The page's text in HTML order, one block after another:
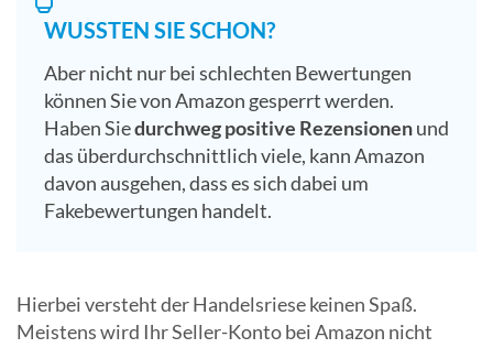
WUSSTEN SIE SCHON?
Aber nicht nur bei schlechten Bewertungen
können Sie von Amazon gesperrt werden.
Haben Siedurchweg positive Rezensionenund
das überdurchschnittlich viele, kann Amazon
davon ausgehen, dass es sich dabei um
Fakebewertungen handelt.
Hierbei versteht der Handelsriese keinen Spaß.
Meistens wird Ihr Seller-Konto bei Amazon nicht